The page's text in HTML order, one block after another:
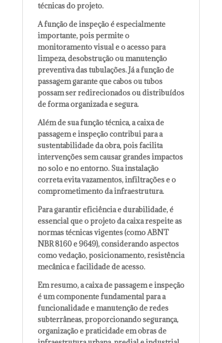
técnicas do projeto.
A função de inspeção é especialmente
importante, pois permite o
monitoramento visual e o acesso para
limpeza, desobstrução ou manutenção
preventiva das tubulações. Já a função de
passagem garante que cabos ou tubos
possam ser redirecionados ou distribuídos
de forma organizada e segura.
Além de sua função técnica, a caixa de
passagem e inspeção contribui para a
sustentabilidade da obra, pois facilita
intervenções sem causar grandes impactos
no solo e no entorno. Sua instalação
correta evita vazamentos, infiltrações e o
comprometimento da infraestrutura.
Para garantir eficiência e durabilidade, é
essencial que o projeto da caixa respeite as
normas técnicas vigentes (como ABNT
NBR 8160 e 9649), considerando aspectos
como vedação, posicionamento, resistência
mecânica e facilidade de acesso.
Em resumo, a caixa de passagem e inspeção
é um componente fundamental para a
funcionalidade e manutenção de redes
subterrâneas, proporcionando segurança,
organização e praticidade em obras de